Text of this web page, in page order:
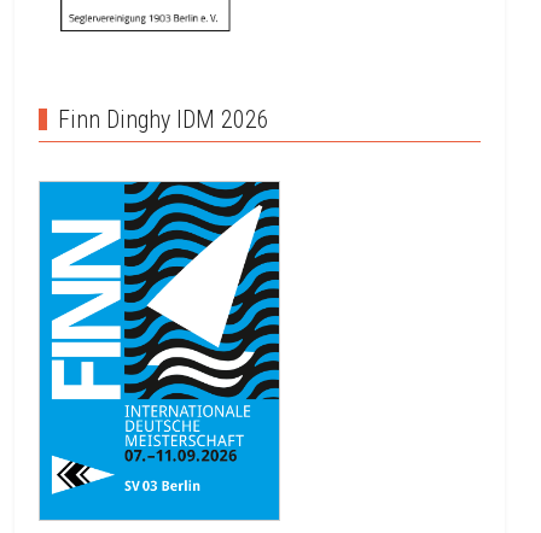
Finn Dinghy IDM 2026